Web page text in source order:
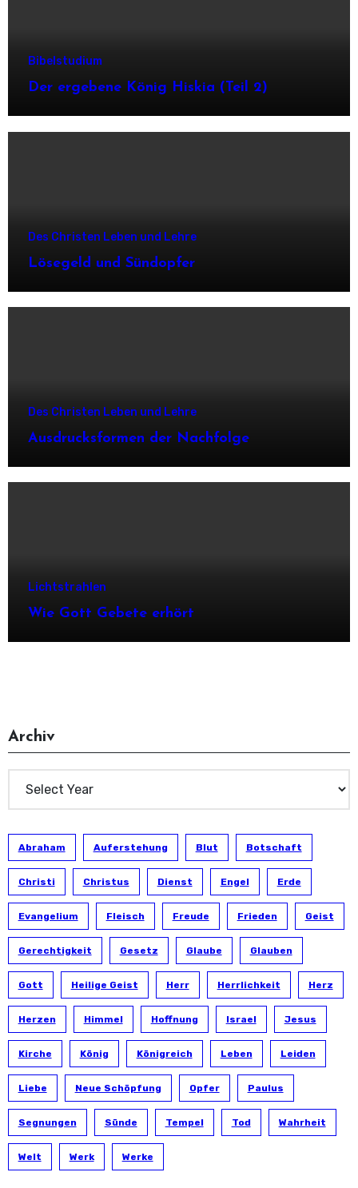
Bibelstudium
Der ergebene König Hiskia (Teil 2)
Des Christen Leben und Lehre
Lösegeld und Sündopfer
Des Christen Leben und Lehre
Ausdrucksformen der Nachfolge
Lichtstrahlen
Wie Gott Gebete erhört
Archiv
Abraham Auferstehung Blut Botschaft
Christi Christus Dienst Engel Erde
Evangelium Fleisch Freude Frieden Geist
Gerechtigkeit Gesetz Glaube Glauben
Gott Heilige Geist Herr Herrlichkeit Herz
Herzen Himmel Hoffnung Israel Jesus
Kirche König Königreich Leben Leiden
Liebe Neue Schöpfung Opfer Paulus
Segnungen Sünde Tempel Tod Wahrheit
Welt Werk Werke